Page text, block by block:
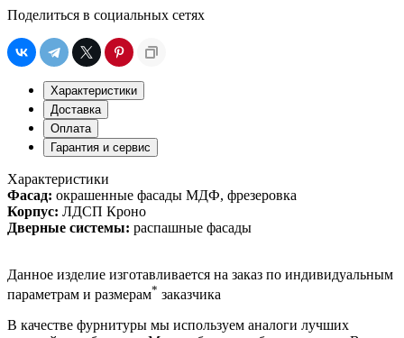
Поделиться в социальных сетях
Характеристики
Доставка
Оплата
Гарантия и сервис
Характеристики
Фасад: окрашенные фасады МДФ, фрезеровка
Корпус: ЛДСП Кроно
Дверные системы: распашные фасады
Данное изделие изготавливается на заказ по индивидуальным
параметрам и размерам* заказчика
В качестве фурнитуры мы используем аналоги лучших